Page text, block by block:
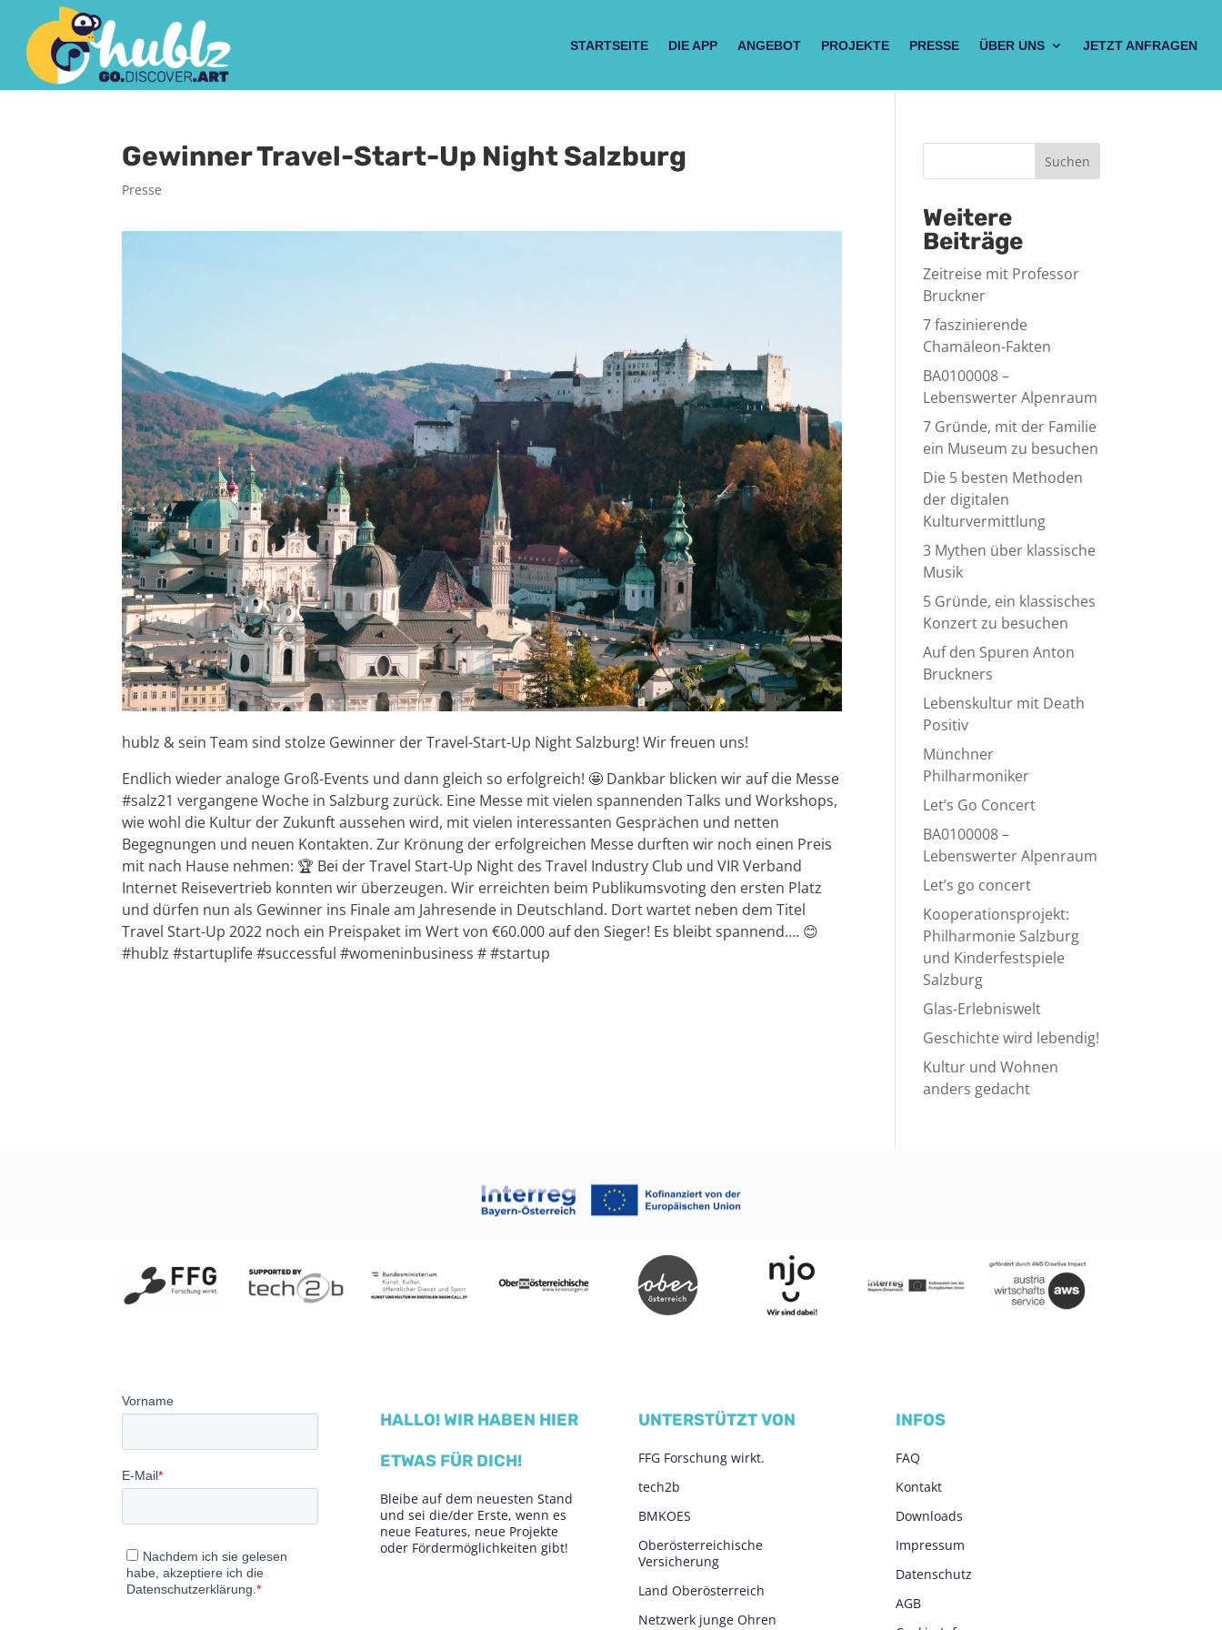
STARTSEITE DIE APP ANGEBOT PROJEKTE PRESSE ÜBER UNS JETZT ANFRAGEN
Gewinner Travel-Start-Up Night Salzburg
Presse
hublz & sein Team sind stolze Gewinner der Travel-Start-Up Night Salzburg! Wir freuen uns!
Endlich wieder analoge Groß-Events und dann gleich so erfolgreich! 🤩 Dankbar blicken wir auf die Messe
#salz21 vergangene Woche in Salzburg zurück. Eine Messe mit vielen spannenden Talks und Workshops,
wie wohl die Kultur der Zukunft aussehen wird, mit vielen interessanten Gesprächen und netten
Begegnungen und neuen Kontakten. Zur Krönung der erfolgreichen Messe durften wir noch einen Preis
mit nach Hause nehmen: 🏆 Bei der Travel Start-Up Night des Travel Industry Club und VIR Verband
Internet Reisevertrieb konnten wir überzeugen. Wir erreichten beim Publikumsvoting den ersten Platz
und dürfen nun als Gewinner ins Finale am Jahresende in Deutschland. Dort wartet neben dem Titel
Travel Start-Up 2022 noch ein Preispaket im Wert von €60.000 auf den Sieger! Es bleibt spannend…. 😊
#hublz #startuplife #successful #womeninbusiness # #startup
Suchen
Weitere
Beiträge
Zeitreise mit Professor
Bruckner
7 faszinierende
Chamäleon-Fakten
BA0100008 –
Lebenswerter Alpenraum
7 Gründe, mit der Familie
ein Museum zu besuchen
Die 5 besten Methoden
der digitalen
Kulturvermittlung
3 Mythen über klassische
Musik
5 Gründe, ein klassisches
Konzert zu besuchen
Auf den Spuren Anton
Bruckners
Lebenskultur mit Death
Positiv
Münchner
Philharmoniker
Let’s Go Concert
BA0100008 –
Lebenswerter Alpenraum
Let’s go concert
Kooperationsprojekt:
Philharmonie Salzburg
und Kinderfestspiele
Salzburg
Glas-Erlebniswelt
Geschichte wird lebendig!
Kultur und Wohnen
anders gedacht
HALLO! WIR HABEN HIER
ETWAS FÜR DICH!
Bleibe auf dem neuesten Stand
und sei die/der Erste, wenn es
neue Features, neue Projekte
oder Fördermöglichkeiten gibt!
UNTERSTÜTZT VON
FFG Forschung wirkt.
tech2b
BMKOES
Oberösterreichische
Versicherung
Land Oberösterreich
Netzwerk junge Ohren
INFOS
FAQ
Kontakt
Downloads
Impressum
Datenschutz
AGB